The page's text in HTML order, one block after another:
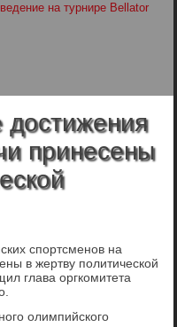
на турнире Bellator
принесены
спортсменов на
в жертву политической
глава оргкомитета
олимпийского